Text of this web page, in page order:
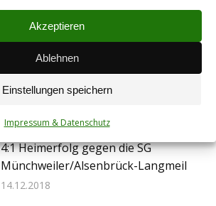
Akzeptieren
Ablehnen
Einstellungen speichern
Impressum & Datenschutz
3:1 Sieg in Kerzenheim
14.12.2018
4:1 Heimerfolg gegen die SG
Münchweiler/Alsenbrück-Langmeil
14.12.2018